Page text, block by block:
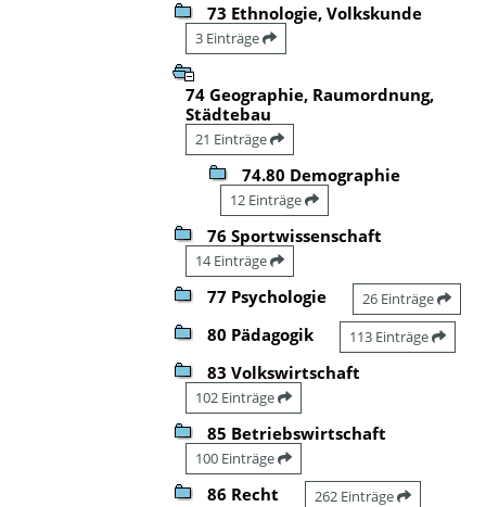
73 Ethnologie, Volkskunde
3 Einträge
74 Geographie, Raumordnung,
Städtebau
21 Einträge
74.80 Demographie
12 Einträge
76 Sportwissenschaft
14 Einträge
77 Psychologie 26 Einträge
80 Pädagogik 113 Einträge
83 Volkswirtschaft
102 Einträge
85 Betriebswirtschaft
100 Einträge
86 Recht 262 Einträge